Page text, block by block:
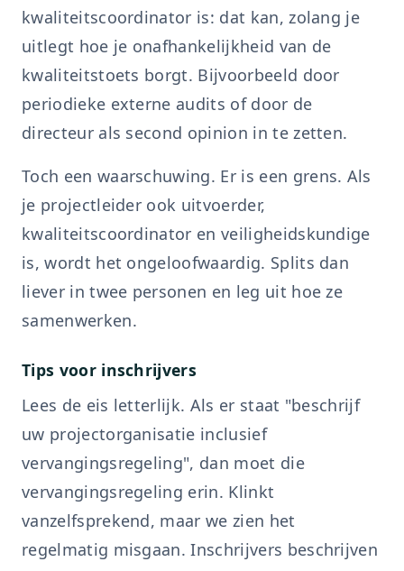
kwaliteitscoordinator is: dat kan, zolang je
uitlegt hoe je onafhankelijkheid van de
kwaliteitstoets borgt. Bijvoorbeeld door
periodieke externe audits of door de
directeur als second opinion in te zetten.
Toch een waarschuwing. Er is een grens. Als
je projectleider ook uitvoerder,
kwaliteitscoordinator en veiligheidskundige
is, wordt het ongeloofwaardig. Splits dan
liever in twee personen en leg uit hoe ze
samenwerken.
Tips voor inschrijvers
Lees de eis letterlijk. Als er staat "beschrijf
uw projectorganisatie inclusief
vervangingsregeling", dan moet die
vervangingsregeling erin. Klinkt
vanzelfsprekend, maar we zien het
regelmatig misgaan. Inschrijvers beschrijven